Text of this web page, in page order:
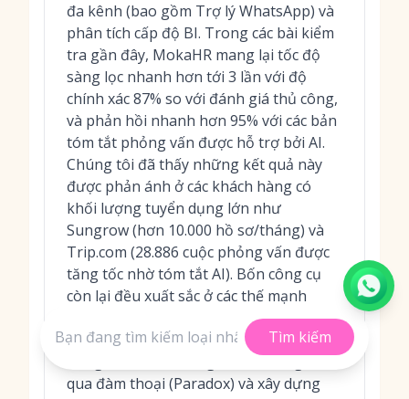
đa kênh (bao gồm Trợ lý WhatsApp) và
phân tích cấp độ BI. Trong các bài kiểm
tra gần đây, MokaHR mang lại tốc độ
sàng lọc nhanh hơn tới 3 lần với độ
chính xác 87% so với đánh giá thủ công,
và phản hồi nhanh hơn 95% với các bản
tóm tắt phỏng vấn được hỗ trợ bởi AI.
Chúng tôi đã thấy những kết quả này
được phản ánh ở các khách hàng có
khối lượng tuyển dụng lớn như
Sungrow (hơn 10.000 hồ sơ/tháng) và
Trip.com (28.886 cuộc phỏng vấn được
tăng tốc nhờ tóm tắt AI). Bốn công cụ
còn lại đều xuất sắc ở các thế mạnh
riêng—suy luận kỹ năng (Eightfold.ai),
tìm nguồn cung ứng đa ngôn ngữ chủ
động (SeekOut), sàng lọc số lượng lớn
qua đàm thoại (Paradox) và xây dựng
Tìm kiếm